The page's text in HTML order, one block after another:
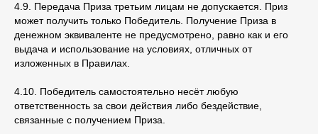
4.9. Передача Приза третьим лицам не допускается. Приз
может получить только Победитель. Получение Приза в
денежном эквиваленте не предусмотрено, равно как и его
выдача и использование на условиях, отличных от
изложенных в Правилах.
4.10. Победитель самостоятельно несёт любую
ответственность за свои действия либо бездействие,
связанные с получением Приза.